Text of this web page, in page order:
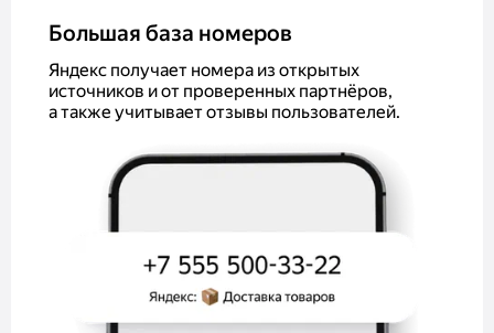
Большая база номеров
Яндекс получает номера из открытых
источников и от проверенных партнёров,
а также учитывает отзывы пользователей.